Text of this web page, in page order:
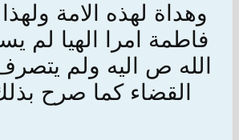
وهداة لهذه الامة
فاطمة امرا الهيا لم
الله ص اليه ولم
القضاء كما صرح